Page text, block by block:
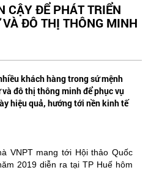
CẬY ĐỂ PHÁT TRIỂN
ĐÔ THỊ THÔNG MINH
khách hàng trong sứ mệnh
đô thị thông minh để phục vụ
hiệu quả, hướng tới nền kinh tế
VNPT mang tới Hội thảo Quốc
2019 diễn ra tại TP Huế hôm